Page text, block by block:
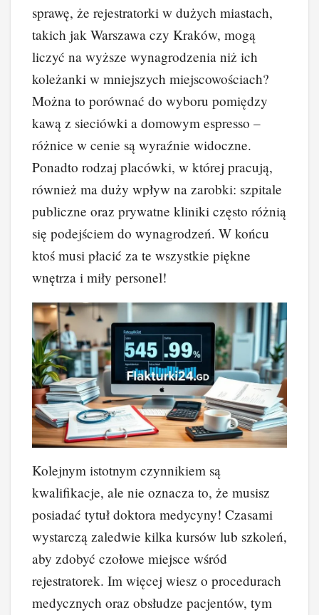
sprawę, że rejestratorki w dużych miastach,
takich jak Warszawa czy Kraków, mogą
liczyć na wyższe wynagrodzenia niż ich
koleżanki w mniejszych miejscowościach?
Można to porównać do wyboru pomiędzy
kawą z sieciówki a domowym espresso –
różnice w cenie są wyraźnie widoczne.
Ponadto rodzaj placówki, w której pracują,
również ma duży wpływ na zarobki: szpitale
publiczne oraz prywatne kliniki często różnią
się podejściem do wynagrodzeń. W końcu
ktoś musi płacić za te wszystkie piękne
wnętrza i miły personel!
Kolejnym istotnym czynnikiem są
kwalifikacje, ale nie oznacza to, że musisz
posiadać tytuł doktora medycyny! Czasami
wystarczą zaledwie kilka kursów lub szkoleń,
aby zdobyć czołowe miejsce wśród
rejestratorek. Im więcej wiesz o procedurach
medycznych oraz obsłudze pacjentów, tym